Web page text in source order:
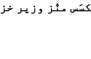
منٛز وزیر